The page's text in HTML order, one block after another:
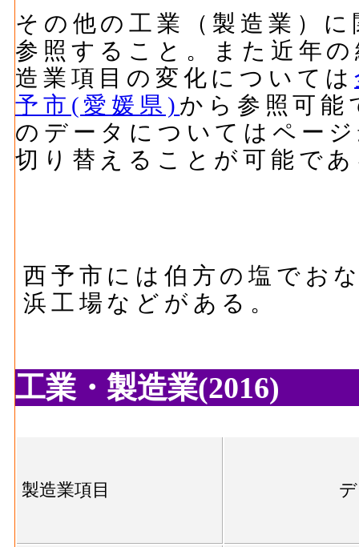
その他の工業（製造業）
参照すること。また近年
造業項目の変化については
予市(愛媛県) から参照可能
のデータについてはペー
切り替えることが可能で
西予市には伯方の塩でお
浜工場などがある。
工業・製造業(2016)
製造業項目